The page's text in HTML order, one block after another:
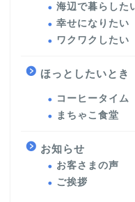
海辺で暮らした
幸せになりたい
ワクワクしたい
ほっとしたいとき
コーヒータイム
まちゃこ食堂
お知らせ
お客さまの声
ご挨拶